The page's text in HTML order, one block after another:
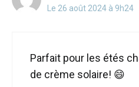
Le 26 août 2024 à 9h24
Parfait pour les étés
de crème solaire! 😄